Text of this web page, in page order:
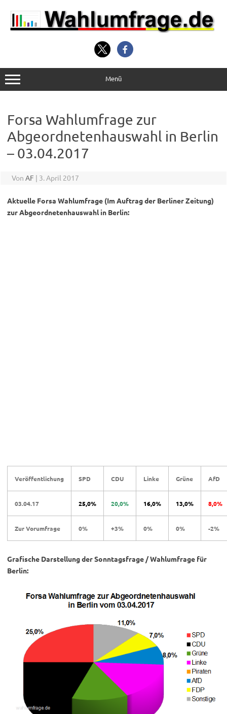
Inhalt
springen
Menü
Forsa Wahlumfrage zur
Abgeordnetenhauswahl in Berlin
– 03.04.2017
Von AF | 3. April 2017
Aktuelle Forsa Wahlumfrage (Im Auftrag der Berliner Zeitung)
zur Abgeordnetenhauswahl in Berlin:
Veröffentlichung SPD CDU Linke Grüne AfD
03.04.17 25,0% 20,0% 16,0% 13,0% 8,0%
Zur Vorumfrage 0% +3% 0% 0% -2%
Grafische Darstellung der Sonntagsfrage / Wahlumfrage für
Berlin: